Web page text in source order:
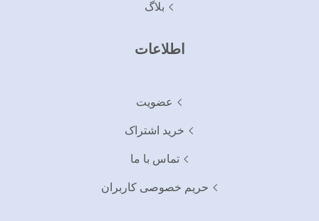
بلاگ
اطلاعات
عضویت
خرید اشتراک
تماس با ما
حریم خصوصی کاربران